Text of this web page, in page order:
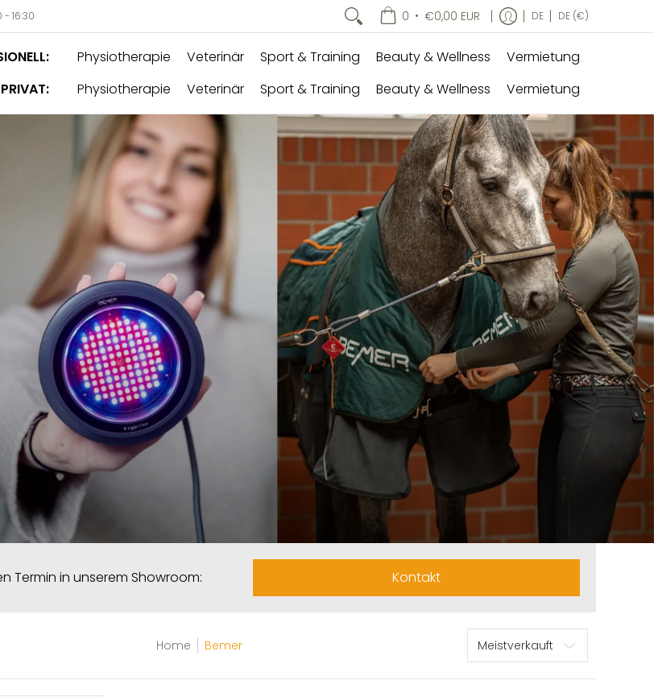
16:30 0 • €0,00 EUR DE DE (€)
Physiotherapie Veterinär Sport & Training Beauty & Wellness
Vermietung
PRIVAT:
Physiotherapie Veterinär Sport & Training Beauty & Wellness Vermietung
Termin in unserem Showroom: Kontakt
Home Bemer
Sortieren